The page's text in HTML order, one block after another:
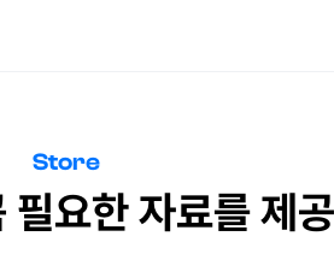
Store
필요한 자료를 제